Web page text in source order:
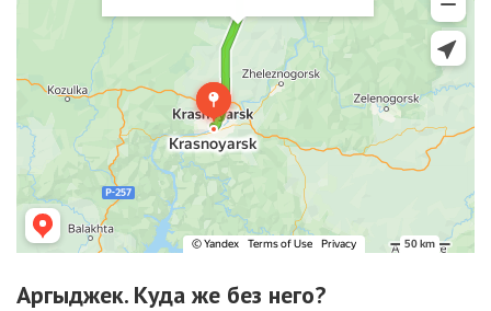
Аргыджек. Куда же без него?